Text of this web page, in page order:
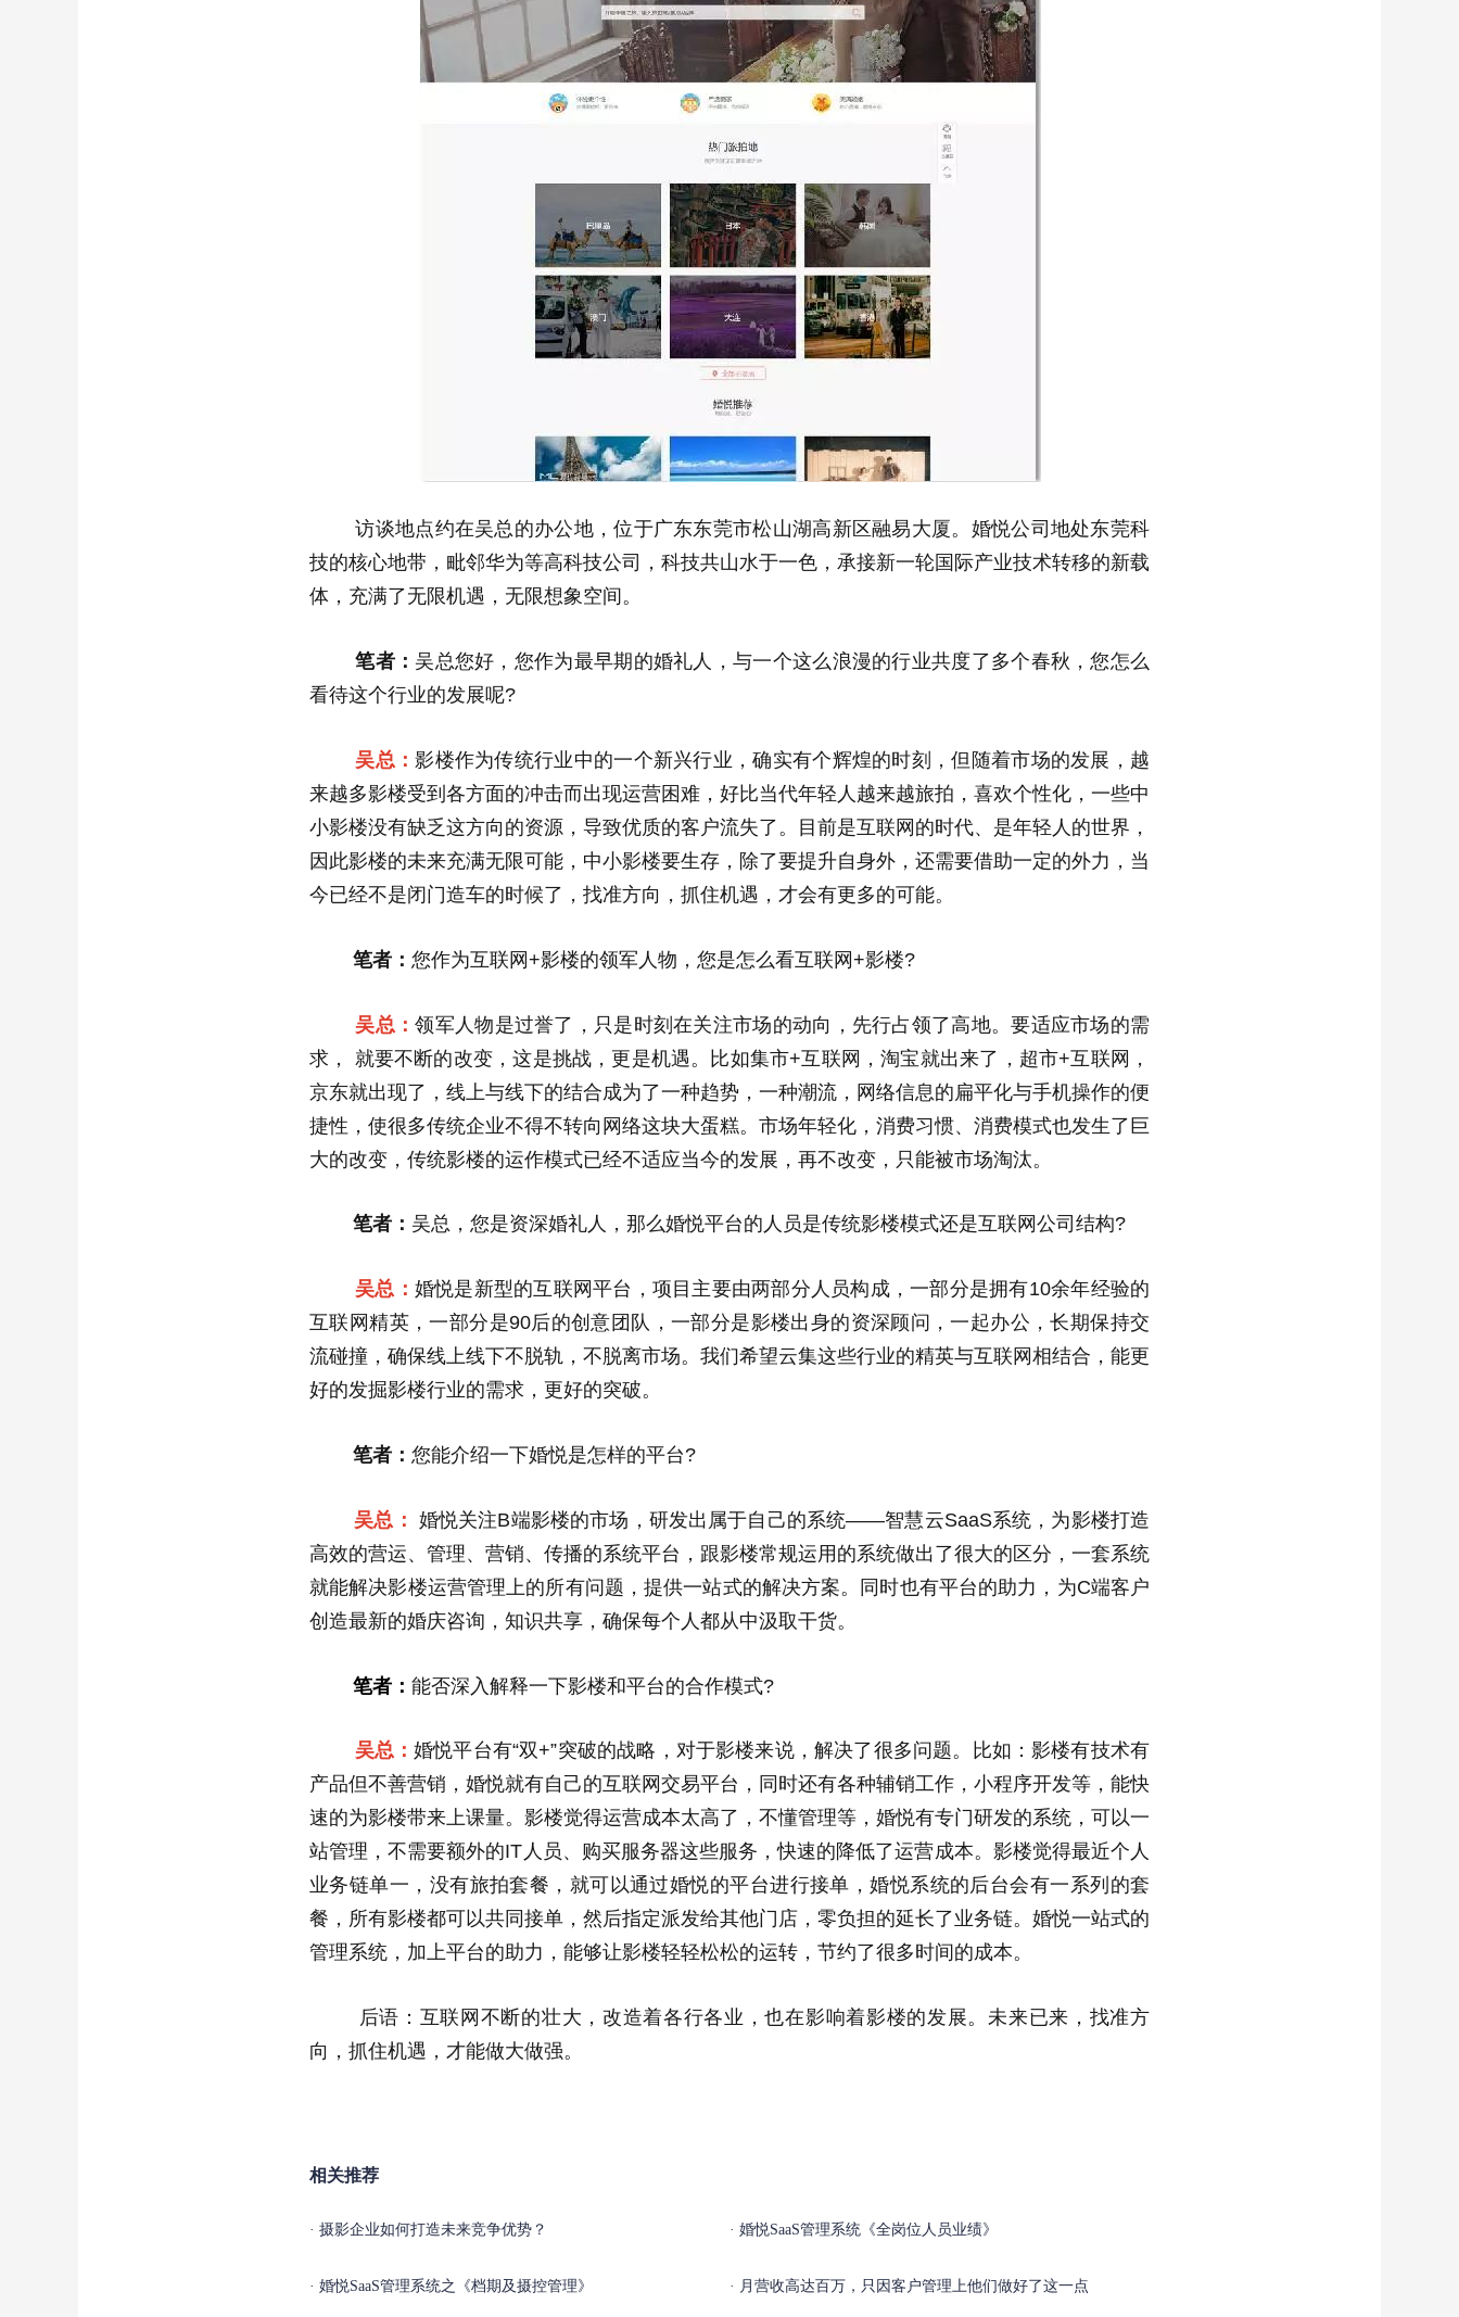
访谈地点约在吴总的办公地，位于广东东莞市松山湖高新区融易大厦。婚悦公司地处东莞科
技的核心地带，毗邻华为等高科技公司，科技共山水于一色，承接新一轮国际产业技术转移的新载
体，充满了无限机遇，无限想象空间。
笔者： 吴总您好，您作为最早期的婚礼人，与一个这么浪漫的行业共度了多个春秋，您怎么
看待这个行业的发展呢?
吴总：影楼作为传统行业中的一个新兴行业，确实有个辉煌的时刻，但随着市场的发展，越
来越多影楼受到各方面的冲击而出现运营困难，好比当代年轻人越来越旅拍，喜欢个性化，一些中
小影楼没有缺乏这方向的资源，导致优质的客户流失了。目前是互联网的时代、是年轻人的世界，
因此影楼的未来充满无限可能，中小影楼要生存，除了要提升自身外，还需要借助一定的外力，当
今已经不是闭门造车的时候了，找准方向，抓住机遇，才会有更多的可能。
笔者： 您作为互联网+影楼的领军人物，您是怎么看互联网+影楼?
吴总：领军人物是过誉了，只是时刻在关注市场的动向，先行占领了高地。要适应市场的需
求， 就要不断的改变，这是挑战，更是机遇。比如集市+互联网，淘宝就出来了，超市+互联网，
京东就出现了，线上与线下的结合成为了一种趋势，一种潮流，网络信息的扁平化与手机操作的便
捷性，使很多传统企业不得不转向网络这块大蛋糕。市场年轻化，消费习惯、消费模式也发生了巨
大的改变，传统影楼的运作模式已经不适应当今的发展，再不改变，只能被市场淘汰。
笔者： 吴总，您是资深婚礼人，那么婚悦平台的人员是传统影楼模式还是互联网公司结构?
吴总： 婚悦是新型的互联网平台，项目主要由两部分人员构成，一部分是拥有10余年经验的
互联网精英，一部分是90后的创意团队，一部分是影楼出身的资深顾问，一起办公，长期保持交
流碰撞，确保线上线下不脱轨，不脱离市场。我们希望云集这些行业的精英与互联网相结合，能更
好的发掘影楼行业的需求，更好的突破。
笔者： 您能介绍一下婚悦是怎样的平台?
吴总： 婚悦关注B端影楼的市场，研发出属于自己的系统——智慧云SaaS系统，为影楼打造
高效的营运、管理、营销、传播的系统平台，跟影楼常规运用的系统做出了很大的区分，一套系统
就能解决影楼运营管理上的所有问题，提供一站式的解决方案。同时也有平台的助力，为C端客户
创造最新的婚庆咨询，知识共享，确保每个人都从中汲取干货。
笔者： 能否深入解释一下影楼和平台的合作模式?
吴总：婚悦平台有“双+”突破的战略，对于影楼来说，解决了很多问题。比如：影楼有技术有
产品但不善营销，婚悦就有自己的互联网交易平台，同时还有各种辅销工作，小程序开发等，能快
速的为影楼带来上课量。影楼觉得运营成本太高了，不懂管理等，婚悦有专门研发的系统，可以一
站管理，不需要额外的IT人员、购买服务器这些服务，快速的降低了运营成本。影楼觉得最近个人
业务链单一，没有旅拍套餐，就可以通过婚悦的平台进行接单，婚悦系统的后台会有一系列的套
餐，所有影楼都可以共同接单，然后指定派发给其他门店，零负担的延长了业务链。婚悦一站式的
管理系统，加上平台的助力，能够让影楼轻轻松松的运转，节约了很多时间的成本。
后语：互联网不断的壮大，改造着各行各业，也在影响着影楼的发展。未来已来，找准方
向，抓住机遇，才能做大做强。
相关推荐
摄影企业如何打造未来竞争优势？ 婚悦SaaS管理系统《全岗位人员业绩》
婚悦SaaS管理系统之《档期及摄控管理》 月营收高达百万，只因客户管理上他们做好了这一点